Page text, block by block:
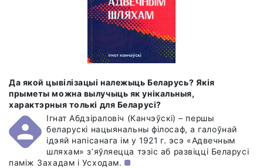
Да якой цывілізацыі належыць Беларусь? Якія
прыметы можна вылучыць як унікальныя,
характэрныя толькі для Беларусі?
Ігнат Абдзіраловіч (Канчэўскі) – першы
беларускі нацыянальны філосаф, а галоўнай
ідэяй напісанага ім у 1921 г. эсэ «Адвечным
шляхам» з’яўляецца тэзіс аб развіцці Беларусі
паміж Захадам і Усходам.